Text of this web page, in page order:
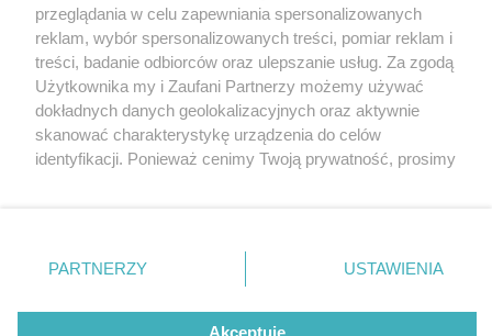
1 / 5
ZBM TBS
Nie zapomnij
zapoznać się z:
polityką prywatności regulamin korzystania z portali
Twojemiasto
Piekary Śląskie
Chorzów
Tarnowskie Góry
Gliwice
Skontakuj sięz nami
Kontakt
Wydawca
Pogoda
przeglądania w celu zapewniania spersonalizowanych
reklam, wybór spersonalizowanych treści, pomiar reklam i
treści, badanie odbiorców oraz ulepszanie usług. Za zgodą
Użytkownika my i Zaufani Partnerzy możemy używać
dokładnych danych geolokalizacyjnych oraz aktywnie
skanować charakterystykę urządzenia do celów
identyfikacji. Ponieważ cenimy Twoją prywatność, prosimy
prywatności znajdujący się w lewym dolnym rogu strony
. Niektóre rodzaje przetwarzania danych nie wymagają
zgody użytkownika, ale masz prawo sprzeciwić się
takiemu przetwarzaniu. Preferencje będą miały
PARTNERZY USTAWIENIA
Akceptuję